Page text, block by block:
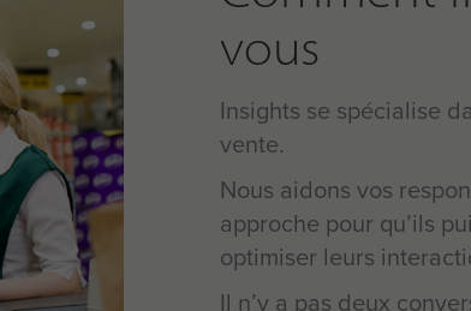
vous
Insights se spécialise
vente.
Nous aidons vos
approche pour qu’ils
optimiser leurs
Il n’y a pas deux